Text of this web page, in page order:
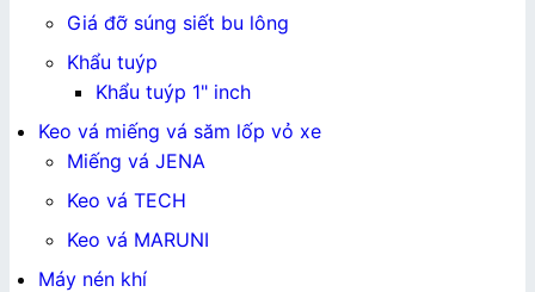
Giá đỡ súng siết bu lông
Khẩu tuýp
Khẩu tuýp 1" inch
Keo vá miếng vá săm lốp vỏ xe
Miếng vá JENA
Keo vá TECH
Keo vá MARUNI
Máy nén khí